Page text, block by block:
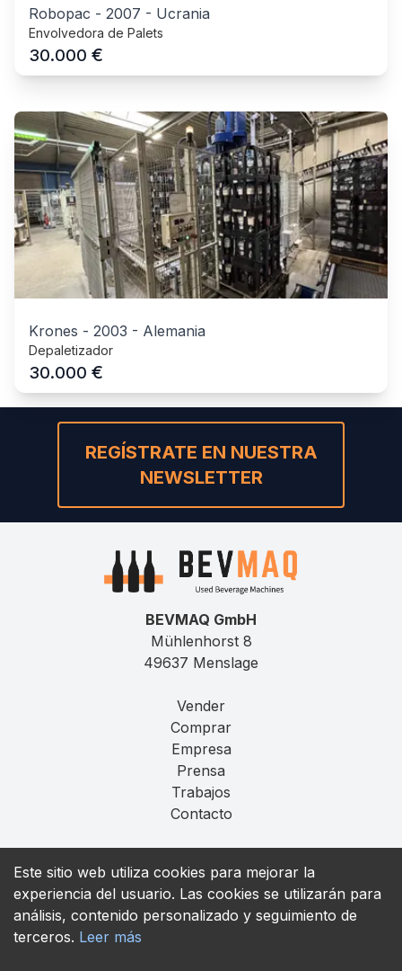
Robopac - 2007 - Ucrania
Envolvedora de Palets
30.000 €
Krones - 2003 - Alemania
Depaletizador
30.000 €
Este sitio web utiliza cookies para mejorar la
experiencia del usuario. Las cookies se utilizarán para
análisis, contenido personalizado y seguimiento de
terceros. Leer más
REGÍSTRATE EN NUESTRA
NEWSLETTER
BEVMAQ GmbH
Mühlenhorst 8
49637 Menslage
Vender
Comprar
Empresa
Prensa
Trabajos
Contacto
Privacidad
T&C
contact@bevmaq.com